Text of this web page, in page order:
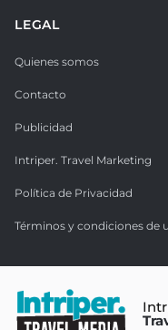
LEGAL
Quienes somos
Contacto
Publicidad
Intriper. Travel Marketing
Política de Privacidad
Términos y condiciones de